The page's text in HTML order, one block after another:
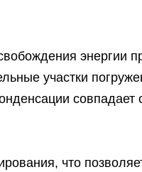
энергии
участки
совпадает
что